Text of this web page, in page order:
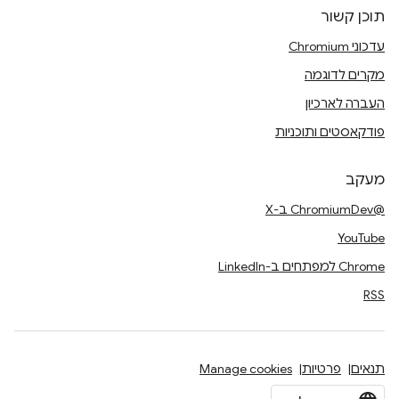
תוכן קשור
עדכוני Chromium
מקרים לדוגמה
העברה לארכיון
פודקאסטים ותוכניות
מעקב
@ChromiumDev ב-X
YouTube
Chrome למפתחים ב-LinkedIn
RSS
תנאים פרטיות Manage cookies